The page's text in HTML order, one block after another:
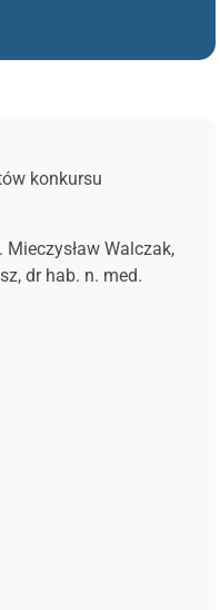
konkursu
Walczak,
dr hab. n. med.